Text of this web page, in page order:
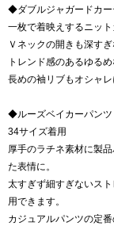
◆ダブルジャガードカー
一枚で着映えするニット
Ｖネックの開きも深す
トレンド感のあるゆる
長めの袖リブもオシャ
◆ルーズベイカーパンツ
34サイズ着用
厚手のラチネ素材に製
た表情に。
太すぎず細すぎないス
用できます。
カジュアルパンツの定番